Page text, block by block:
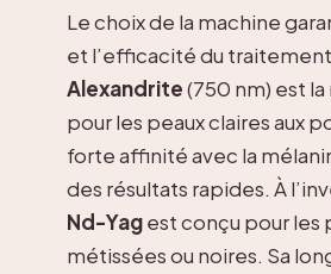
Le choix de la machine
et l’efficacité du
Alexandrite(750 nm) est
pour les peaux claires aux
forte affinité avec la
des résultats rapides. À
Nd-Yagest conçu pour les
métissées ou noires. Sa